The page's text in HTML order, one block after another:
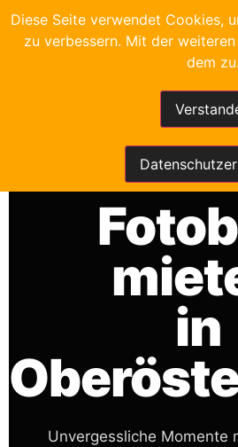
FRANKYS
in
Unvergessliche Momente
Diese Seite verwendet Cookies,
zu verbessern. Mit der
dem zu.